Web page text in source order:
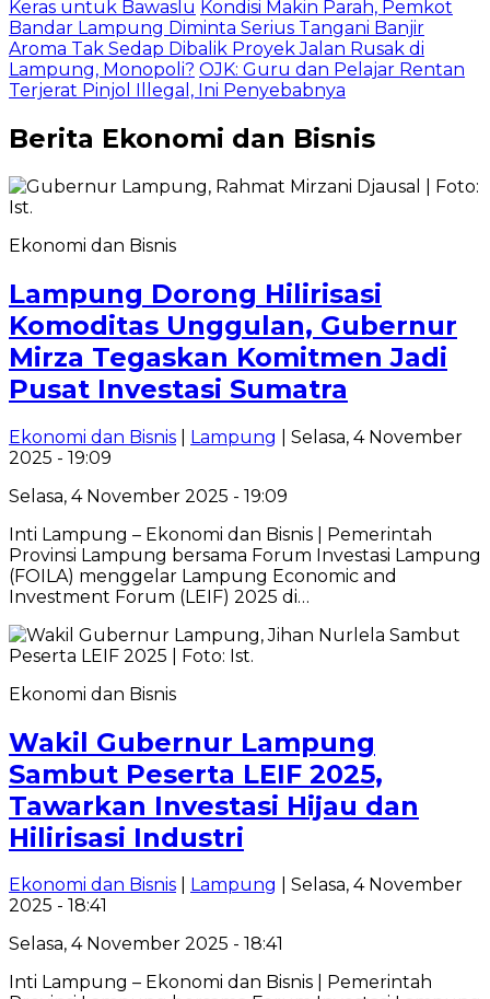
Keras untuk Bawaslu Kondisi Makin Parah, Pemkot
Bandar Lampung Diminta Serius Tangani Banjir
Aroma Tak Sedap Dibalik Proyek Jalan Rusak di
Lampung, Monopoli? OJK: Guru dan Pelajar Rentan
Terjerat Pinjol Illegal, Ini Penyebabnya
Berita Ekonomi dan Bisnis
Ekonomi dan Bisnis
Lampung Dorong Hilirisasi
Komoditas Unggulan, Gubernur
Mirza Tegaskan Komitmen Jadi
Pusat Investasi Sumatra
Ekonomi dan Bisnis Lampung
| Selasa, 4 November
2025 - 19:09
Selasa, 4 November 2025 - 19:09
Inti Lampung – Ekonomi dan Bisnis | Pemerintah
Provinsi Lampung bersama Forum Investasi Lampung
(FOILA) menggelar Lampung Economic and
Investment Forum (LEIF) 2025 di…
Ekonomi dan Bisnis
Wakil Gubernur Lampung
Sambut Peserta LEIF 2025,
Tawarkan Investasi Hijau dan
Hilirisasi Industri
Ekonomi dan Bisnis Lampung
| Selasa, 4 November
2025 - 18:41
Selasa, 4 November 2025 - 18:41
Inti Lampung – Ekonomi dan Bisnis | Pemerintah